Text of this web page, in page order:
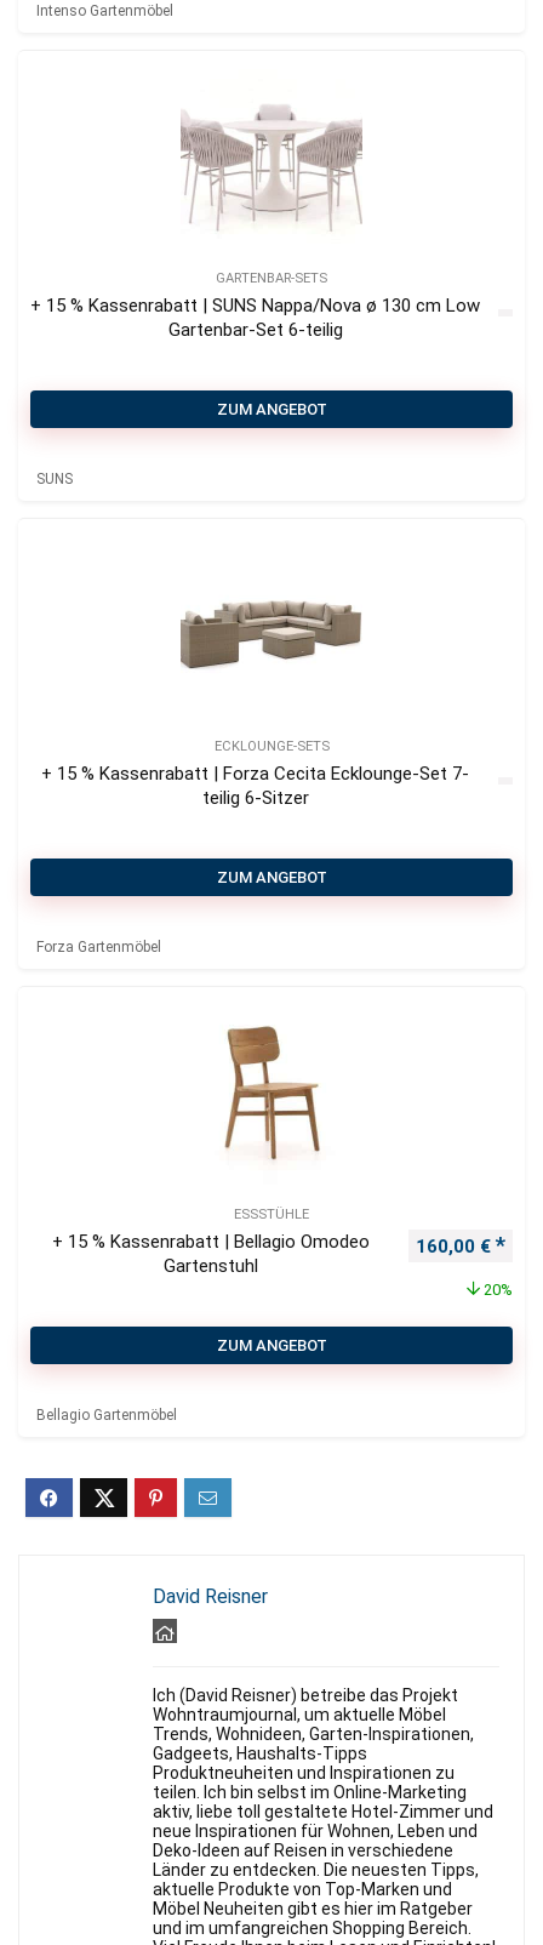
Intenso Gartenmöbel
GARTENBAR-SETS
+ 15 % Kassenrabatt | SUNS Nappa/Nova ø 130 cm Low
Gartenbar-Set 6-teilig
ZUM ANGEBOT
SUNS
ECKLOUNGE-SETS
+ 15 % Kassenrabatt | Forza Cecita Ecklounge-Set 7-
teilig 6-Sitzer
ZUM ANGEBOT
Forza Gartenmöbel
ESSSTÜHLE
+ 15 % Kassenrabatt | Bellagio Omodeo
Gartenstuhl
160,00 €
20%
ZUM ANGEBOT
Bellagio Gartenmöbel
David Reisner
Ich (David Reisner) betreibe das Projekt
Wohntraumjournal, um aktuelle Möbel
Trends, Wohnideen, Garten-Inspirationen,
Gadgeets, Haushalts-Tipps
Produktneuheiten und Inspirationen zu
teilen. Ich bin selbst im Online-Marketing
aktiv, liebe toll gestaltete Hotel-Zimmer und
neue Inspirationen für Wohnen, Leben und
Deko-Ideen auf Reisen in verschiedene
Länder zu entdecken. Die neuesten Tipps,
aktuelle Produkte von Top-Marken und
Möbel Neuheiten gibt es hier im Ratgeber
und im umfangreichen Shopping Bereich.